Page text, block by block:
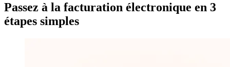
Passez à la facturation électronique en 3
étapes simples